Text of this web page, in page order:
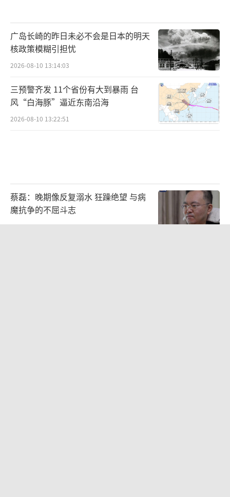
广岛长崎的昨日未必不会是日本的明天
核政策模糊引担忧
2026-08-10 13:14:03
三预警齐发 11个省份有大到暴雨 台
风“白海豚”逼近东南沿海
2026-08-10 13:22:51
蔡磊：晚期像反复溺水 狂躁绝望 与病
魔抗争的不屈斗志
2026-08-10 14:03:27